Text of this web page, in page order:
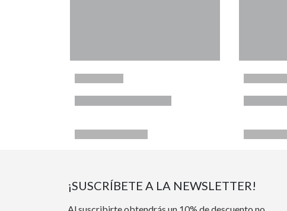
¡SUSCRÍBETE A LA NEWSLETTER!